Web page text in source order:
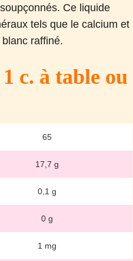
Ce liquide
tels que le calcium et
raffiné.
c. à table ou
65
17,7 g
0,1 g
0 g
1 mg